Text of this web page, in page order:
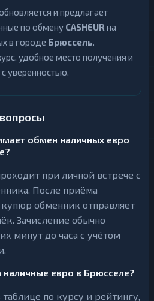
и предлагает
по обмену CASHEUR на
в городе Брюссель.
удобное место получения и
уверенностью.
обмен наличных евро
при личной встрече с
После приёма
обменник отправляет
Зачисление обычно
минут до часа с учётом
наличные евро в Брюсселе?
по курсу и рейтингу,